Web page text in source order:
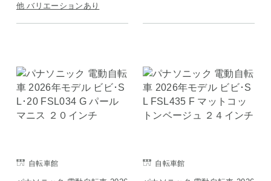
他 バリエーションあり
自転車館 自転車館